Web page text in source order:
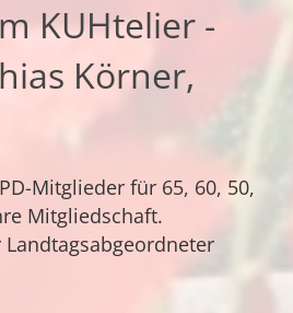
KUHtelier -
Körner,
Mitglieder für 65, 60, 50,
Mitgliedschaft.